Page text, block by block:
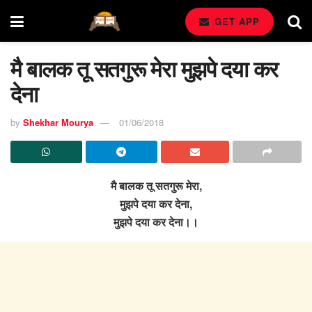
GET APP
मै बालक तू सतगुरू मेरा मुझपे दया कर
देना
by Shekhar Mourya 01/06/2018
मै बालक तू सतगुरू मेरा,
मुझपे दया कर देना,
मुझपे दया कर देना।।